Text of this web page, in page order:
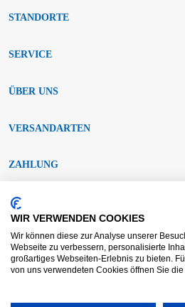
STANDORTE
SERVICE
ÜBER UNS
VERSANDARTEN
ZAHLUNG
SOCIAL MEDIA
WIR VERWENDEN COOKIES
Wir können diese zur Analyse unserer
Webseite zu verbessern, personalisierte
großartiges Webseiten-Erlebnis zu bieten.
von uns verwendeten Cookies öffnen Sie